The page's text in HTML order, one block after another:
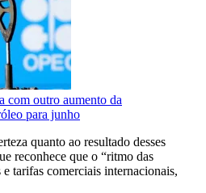
com outro aumento da
para junho
quanto ao resultado desses
reconhece que o “ritmo das
tarifas comerciais internacionais,